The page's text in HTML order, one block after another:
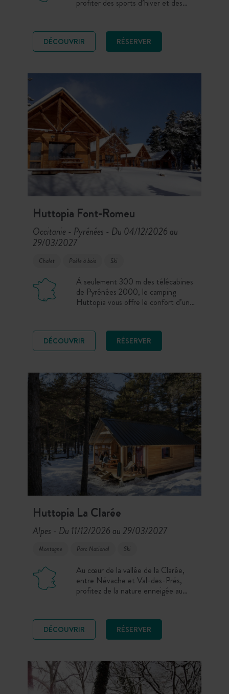
profiter des sports d’hiver et des
installez votre camping-car sur l’un
de nos nombreux emplacements
dédié au Caravaneige tout en
DÉCOUVRIR RÉSERVER
Huttopia Font-Romeu
Occitanie - Pyrénées - Du 04/12/2026 au
29/03/2027
Chalet Poêle à bois Ski
À seulement 300 m des télécabines
de Pyrénées 2000, le camping
Huttopia vous offre le confort d’un
expérience hivernale unique. Vivez
l’hiver autrement à Font-Romeu,
dans les Pyrénées Catalanes : plus
an, une altitude de 1800 m et la
magie de la neige.
DÉCOUVRIR RÉSERVER
Huttopia La Clarée
Alpes - Du 11/12/2026 au 29/03/2027
Montagne Parc National Ski
Au cœur de la vallée de la Clarée,
entre Névache et Val-des-Prés,
profitez de la nature enneigée au
fond qui traversent le site, les
balades en raquettes et la proximité
des domaines de Montgenèvre et
nature et glisse au cœur d’une vallée
préservée.
DÉCOUVRIR RÉSERVER